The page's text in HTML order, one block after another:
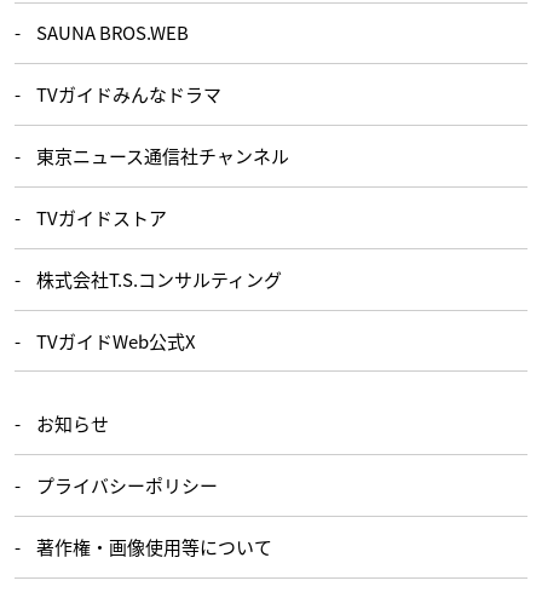
SAUNA BROS.WEB
TVガイドみんなドラマ
東京ニュース通信社チャンネル
TVガイドストア
株式会社T.S.コンサルティング
TVガイドWeb公式X
お知らせ
プライバシーポリシー
著作権・画像使用等について